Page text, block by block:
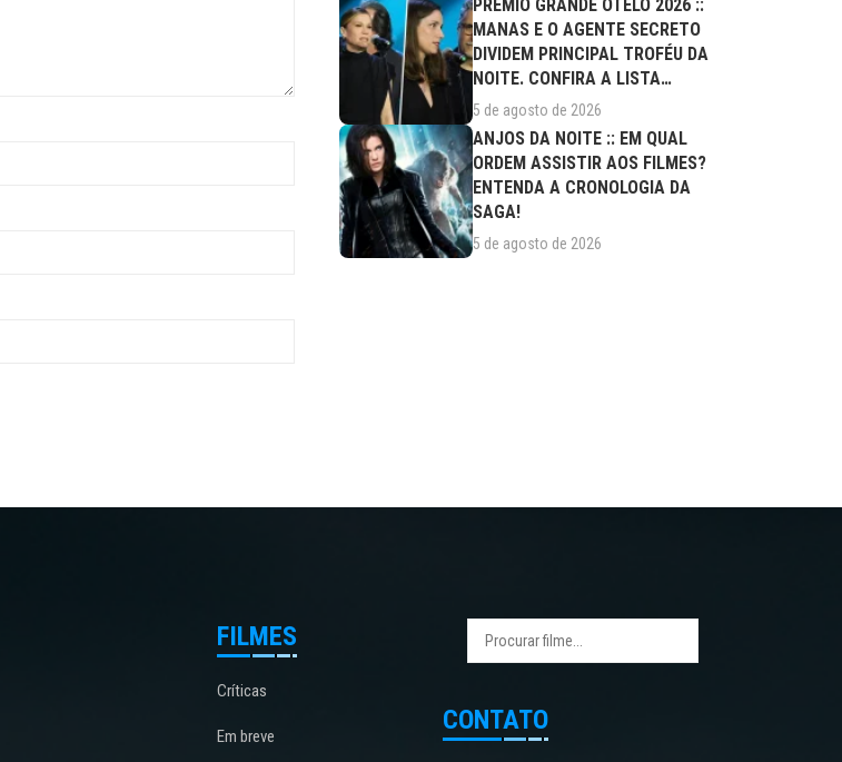
PRÊMIO GRANDE OTELO 2026 ::
MANAS E O AGENTE SECRETO
DIVIDEM PRINCIPAL TROFÉU DA
NOITE. CONFIRA A LISTA
COMPLETA DE...
5 de agosto de 2026
ANJOS DA NOITE :: EM QUAL
ORDEM ASSISTIR AOS FILMES?
ENTENDA A CRONOLOGIA DA
SAGA!
5 de agosto de 2026
FILMES
Críticas
Em breve
CONTATO